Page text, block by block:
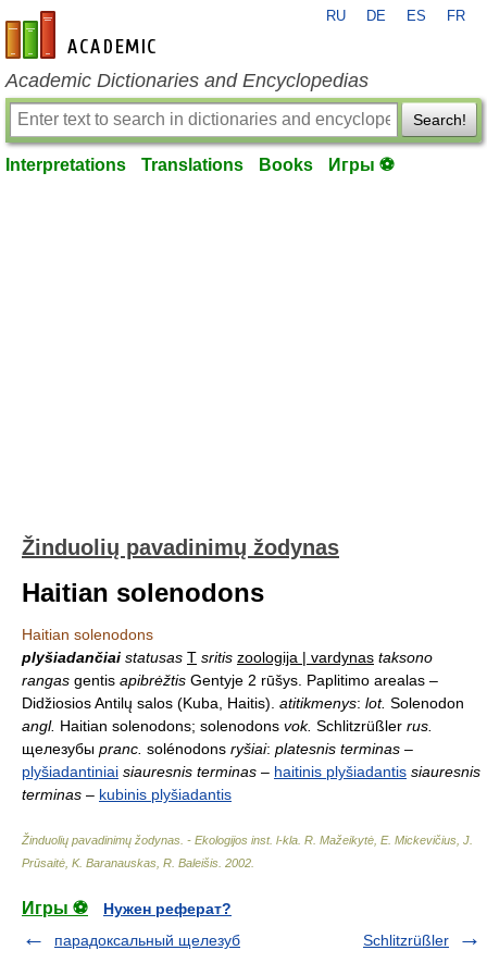
en-academic.com
RU DE ES FR
Academic Dictionaries and Encyclopedias
Search!
Interpretations Translations Books Игры ⚽
Žinduolių pavadinimų žodynas
Haitian solenodons
Haitian solenodons
plyšiadančiai statusas T sritis zoologija | vardynas taksono
rangas gentis apibrėžtis Gentyje 2 rūšys. Paplitimo arealas –
Didžiosios Antilų salos (Kuba, Haitis). atitikmenys: lot. Solenodon
angl. Haitian solenodons; solenodons vok. Schlitzrüßler rus.
щелезубы pranc. solénodons ryšiai: platesnis terminas –
plyšiadantiniai siauresnis terminas – haitinis plyšiadantis siauresnis
terminas – kubinis plyšiadantis
Žinduolių pavadinimų žodynas. - Ekologijos inst. l-kla R. Mažeikytė, E. Mickevičius, J.
Prūsaitė, K. Baranauskas, R. Baleišis 2002
Игры ⚽
Нужен реферат?
парадоксальный щелезуб
Schlitzrüßler